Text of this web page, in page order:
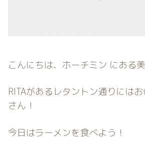
こんにちは、ホーチミン にある美
RITAがあるレタントン通りには
さん！
今日はラーメンを食べよう！